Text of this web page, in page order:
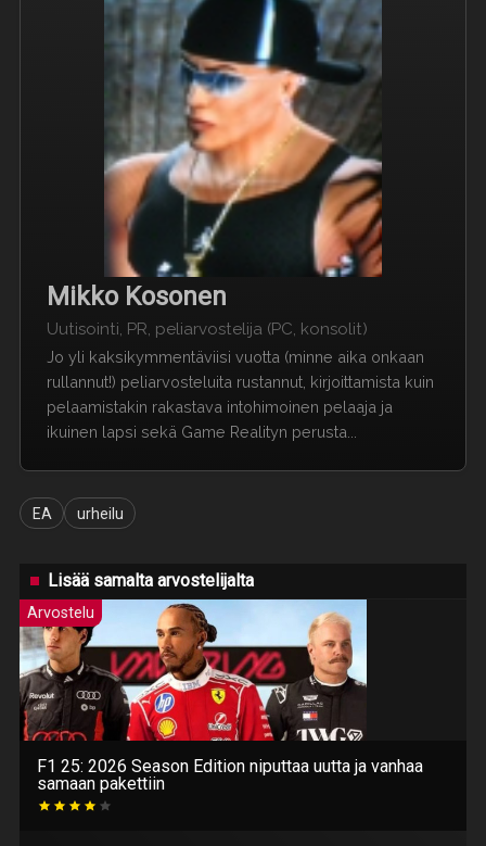
Mikko Kosonen
Uutisointi, PR, peliarvostelija (PC, konsolit)
Jo yli kaksikymmentäviisi vuotta (minne aika onkaan
rullannut!) peliarvosteluita rustannut, kirjoittamista kuin
pelaamistakin rakastava intohimoinen pelaaja ja
ikuinen lapsi sekä Game Realityn perusta...
EA urheilu
Lisää samalta arvostelijalta
Arvostelu
F1 25: 2026 Season Edition niputtaa uutta ja vanhaa
samaan pakettiin